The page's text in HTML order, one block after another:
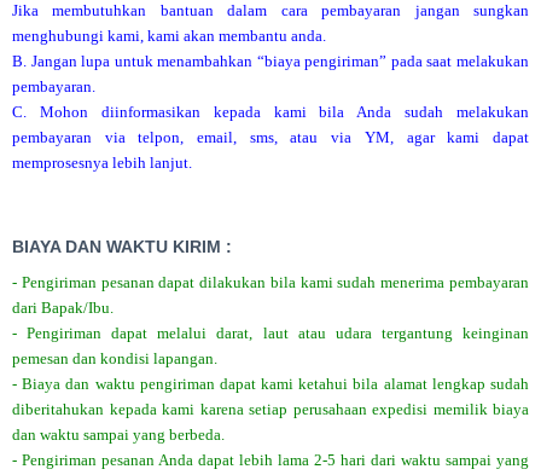
Jika membutuhkan bantuan dalam cara pembayaran jangan sungkan
menghubungi kami, kami akan membantu anda.
B. Jangan lupa untuk menambahkan “biaya pengiriman” pada saat melakukan
pembayaran.
C. Mohon diinformasikan kepada kami bila Anda sudah melakukan
pembayaran via telpon, email, sms, atau via YM, agar kami dapat
memprosesnya lebih lanjut.
BIAYA DAN WAKTU KIRIM :
- Pengiriman pesanan dapat dilakukan bila kami sudah menerima pembayaran
dari Bapak/Ibu.
- Pengiriman dapat melalui darat, laut atau udara tergantung keinginan
pemesan dan kondisi lapangan.
- Biaya dan waktu pengiriman dapat kami ketahui bila alamat lengkap sudah
diberitahukan kepada kami karena setiap perusahaan expedisi memilik biaya
dan waktu sampai yang berbeda.
- Pengiriman pesanan Anda dapat lebih lama 2-5 hari dari waktu sampai yang